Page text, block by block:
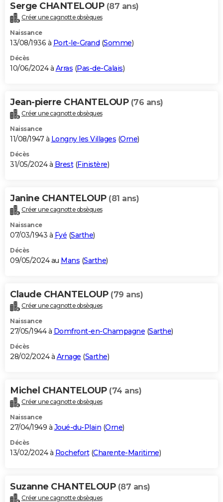
Serge CHANTELOUP (87 ans)
Créer une cagnotte obsèques
Naissance
13/08/1936 à Port-le-Grand (Somme)
Décès
10/06/2024 à Arras (Pas-de-Calais)
Jean-pierre CHANTELOUP (76 ans)
Créer une cagnotte obsèques
Naissance
11/08/1947 à Longny les Villages (Orne)
Décès
31/05/2024 à Brest(Finistère)
Janine CHANTELOUP (81 ans)
Créer une cagnotte obsèques
Naissance
07/03/1943 à Fyé (Sarthe)
Décès
09/05/2024 au Mans (Sarthe)
Claude CHANTELOUP (79 ans)
Créer une cagnotte obsèques
Naissance
27/05/1944 à Domfront-en-Champagne (Sarthe)
Décès
28/02/2024 à Arnage (Sarthe)
Michel CHANTELOUP (74 ans)
Créer une cagnotte obsèques
Naissance
27/04/1949 à Joué-du-Plain (Orne)
Décès
13/02/2024 à Rochefort(Charente-Maritime)
Suzanne CHANTELOUP (87 ans)
Créer une cagnotte obsèques